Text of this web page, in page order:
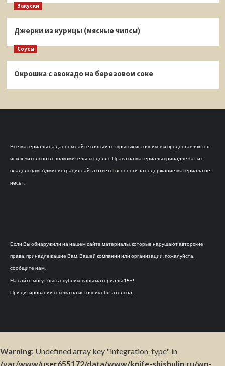
Закуски
Джерки из курицы (мясные чипсы)
Соусы
Окрошка с авокадо на березовом соке
Все материалы на данном сайте взяты из открытых источников и предоставляются
исключительно в ознакомительных целях. Права на материалы принадлежат их
владельцам. Администрация сайта ответственности за содержание материала не
несет.
Если Вы обнаружили на нашем сайте материалы, которые нарушают авторские
права, принадлежащие Вам, Вашей компании или организации, пожалуйста,
сообщите нам.
На сайте могут быть опубликованы материалы 18+!
При цитировании ссылка на источник обязательна.
Warning: Undefined array key "integration_type" in
/var/www/user655172/data/www/knife-shishulin.ru/wp-